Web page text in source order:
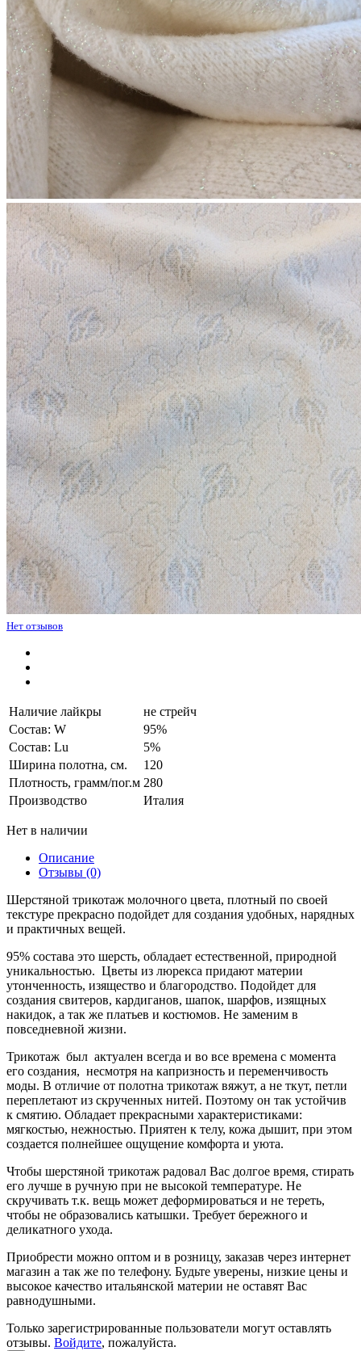
Нет отзывов
Наличие лайкры
не стрейч
Состав: W
95%
Состав: Lu
5%
Ширина полотна, см.
120
Плотность, грамм/пог.м 280
Производство
Италия
Нет в наличии
Описание
Отзывы (0)
Шерстяной трикотаж молочного цвета, плотный по своей
текстуре прекрасно подойдет для создания удобных, нарядных
и практичных вещей.
95% состава это шерсть, обладает естественной, природной
уникальностью. Цветы из люрекса придают материи
утонченность, изящество и благородство. Подойдет для
создания свитеров, кардиганов, шапок, шарфов, изящных
накидок, а так же платьев и костюмов. Не заменим в
повседневной жизни.
Трикотаж был актуален всегда и во все времена с момента
его создания, несмотря на капризность и переменчивость
моды. В отличие от полотна трикотаж вяжут, а не ткут, петли
переплетают из скрученных нитей. Поэтому он так устойчив
к смятию. Обладает прекрасными характеристиками:
мягкостью, нежностью. Приятен к телу, кожа дышит, при этом
создается полнейшее ощущение комфорта и уюта.
Чтобы шерстяной трикотаж радовал Вас долгое время, стирать
его лучше в ручную при не высокой температуре. Не
скручивать т.к. вещь может деформироваться и не тереть,
чтобы не образовались катышки. Требует бережного и
деликатного ухода.
Приобрести можно оптом и в розницу, заказав через интернет
магазин а так же по телефону. Будьте уверены, низкие цены и
высокое качество итальянской материи не оставят Вас
равнодушными.
Только зарегистрированные пользователи могут оставлять
отзывы. Войдите, пожалуйста.